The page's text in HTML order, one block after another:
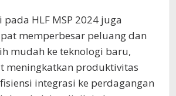
HLF MSP 2024 juga
memperbesar peluang dan
mudah ke teknologi baru,
meningkatkan produktivitas
integrasi ke perdagangan